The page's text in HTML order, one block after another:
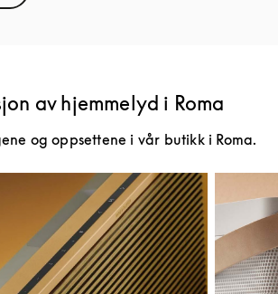
av hjemmelyd i Roma
og oppsettene i vår butikk i Roma.